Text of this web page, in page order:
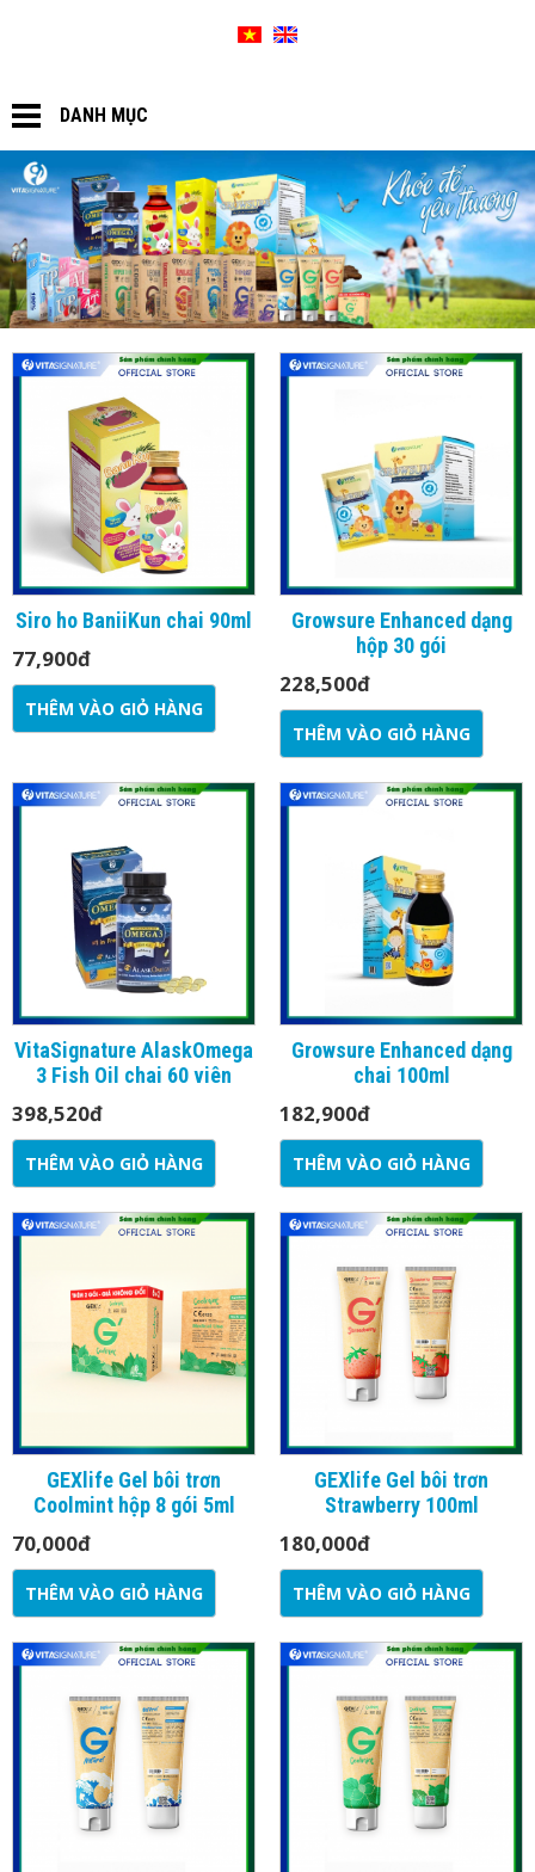
DANH MỤC
Siro ho BaniiKun chai 90ml
77,900đ
THÊM VÀO GIỎ HÀNG
Growsure Enhanced dạng
hộp 30 gói
228,500đ
THÊM VÀO GIỎ HÀNG
VitaSignature AlaskOmega
3 Fish Oil chai 60 viên
398,520đ
THÊM VÀO GIỎ HÀNG
Growsure Enhanced dạng
chai 100ml
182,900đ
THÊM VÀO GIỎ HÀNG
GEXlife Gel bôi trơn
Coolmint hộp 8 gói 5ml
70,000đ
THÊM VÀO GIỎ HÀNG
GEXlife Gel bôi trơn
Strawberry 100ml
180,000đ
THÊM VÀO GIỎ HÀNG